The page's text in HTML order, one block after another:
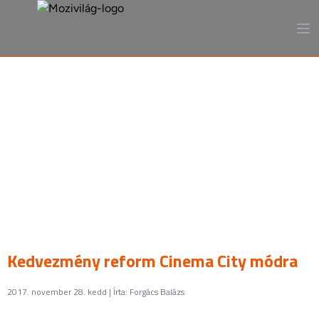
Kedvezmény reform Cinema City módra
2017. november 28. kedd | Írta: Forgács Balázs